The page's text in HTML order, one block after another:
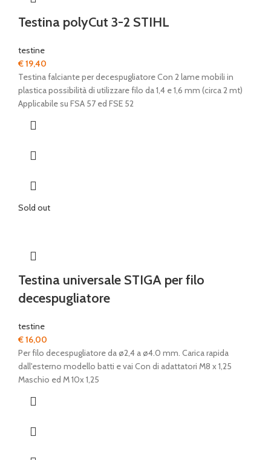
Testina polyCut 3-2 STIHL
testine
€19,40
Testina falciante per decespugliatore Con 2 lame mobili in
plastica possibilità di utilizzare filo da 1,4 e 1,6 mm (circa 2 mt)
Applicabile su FSA 57 ed FSE 52
Sold out
Testina universale STIGA per filo
decespugliatore
testine
€16,00
Per filo decespugliatore da ø2,4 a ø4.0 mm. Carica rapida
dall'esterno modello batti e vai Con di adattatori M8 x 1,25
Maschio ed M 10x 1,25